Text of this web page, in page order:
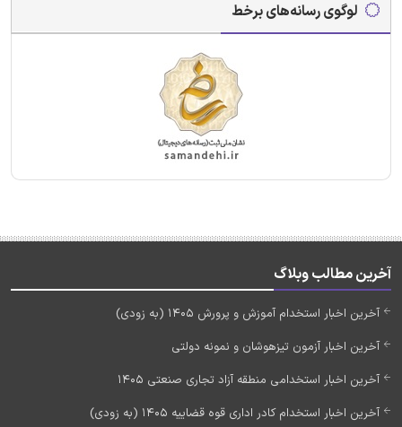
لوگوی رسانه‌های برخط
آخرین مطالب وبلاگ
آخرین اخبار استخدام آموزش و پرورش 1405 (به زودی)
آخرین اخبار آزمون تیزهوشان و نمونه دولتی
آخرین اخبار استخدامی منطقه آزاد تجاری صنعتی 1405
آخرین اخبار استخدام کادر اداری قوه قضاییه 1405 (به زودی)